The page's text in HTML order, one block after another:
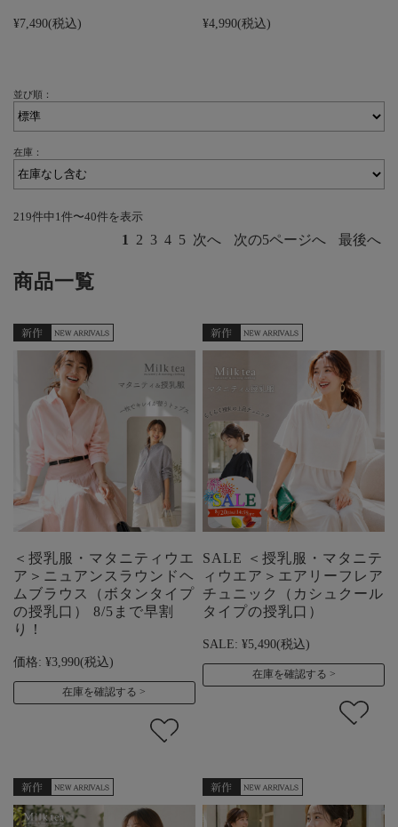
¥7,490(税込) ¥4,990(税込)
並び順：
在庫：
219件中1件〜40件を表示
1 2 3 4 5 次へ 次の5ページへ 最後へ
商品一覧
＜授乳服・マタニティウエ
ア＞ニュアンスラウンドヘ
ムブラウス（ボタンタイプ
の授乳口） 8/5まで早割
り！
価格: ¥3,990(税込)
在庫を確認する
SALE ＜授乳服・マタニテ
ィウエア＞エアリーフレア
チュニック（カシュクール
タイプの授乳口）
SALE: ¥5,490(税込)
在庫を確認する